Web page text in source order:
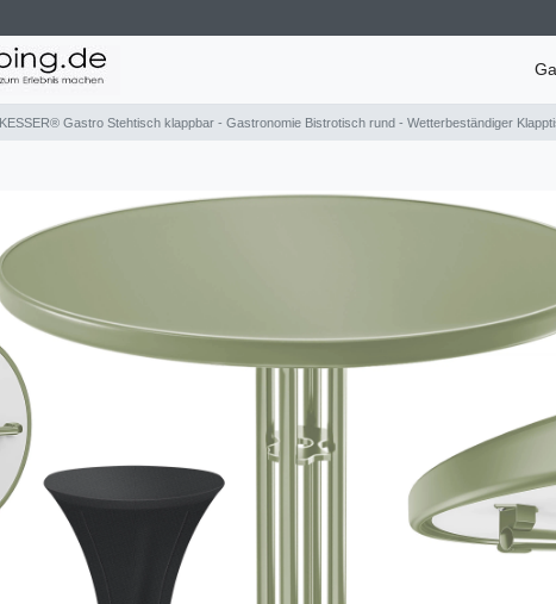
KESSER® Gastro Stehtisch klappbar - Gastronomie Bistrotisch rund - Wetterbeständiger